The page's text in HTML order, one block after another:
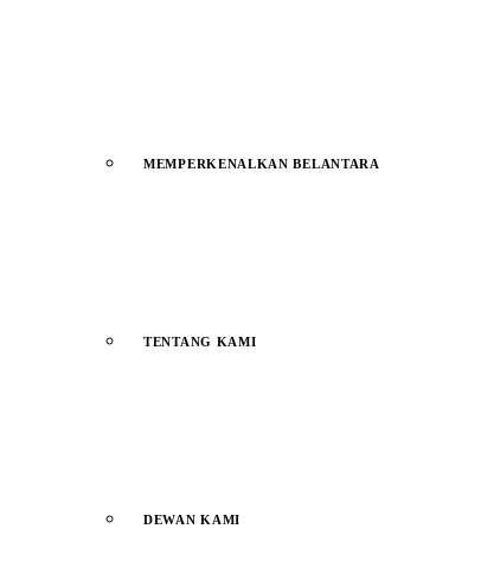
MEMPERKENALKAN BELANTARA
TENTANG KAMI
DEWAN KAMI